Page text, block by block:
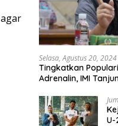
Selasa, Agustus 20,
Tingkatkan
Adrenalin, IMI
U-